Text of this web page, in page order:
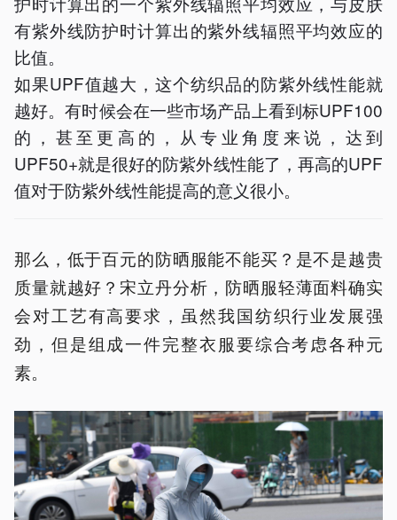
有紫外线防护时计算出的紫外线辐照平均效应的
比值。
如果UPF值越大，这个纺织品的防紫外线性能就
越好。有时候会在一些市场产品上看到标UPF100
的，甚至更高的，从专业角度来说，达到
UPF50+就是很好的防紫外线性能了，再高的UPF
值对于防紫外线性能提高的意义很小。
那么，低于百元的防晒服能不能买？是不是越贵
质量就越好？宋立丹分析，防晒服轻薄面料确实
会对工艺有高要求，虽然我国纺织行业发展强
劲，但是组成一件完整衣服要综合考虑各种元
素。